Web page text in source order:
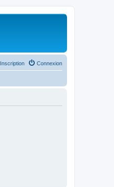
Connexion
Inscription